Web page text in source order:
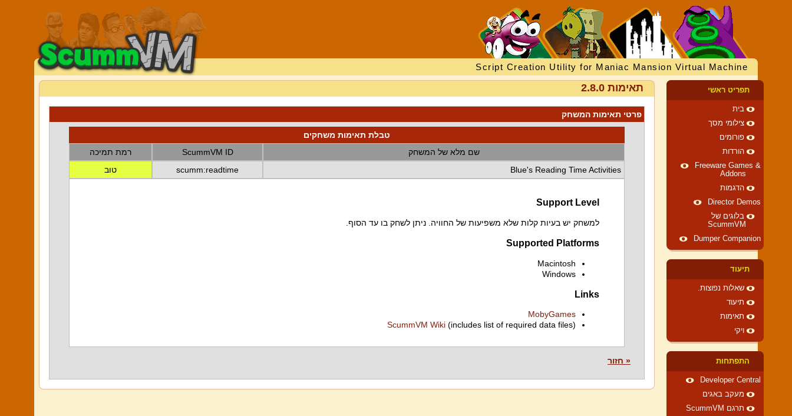
Script Creation Utility for Maniac Mansion Virtual Machine
תאימות 2.8.0
פרטי תאימות המשחק
טבלת תאימות משחקים
שם מלא של המשחק
ScummVM ID
רמת תמיכה
Blue's Reading Time Activities
scumm:readtime טוב
Support Level
למשחק יש בעיות קלות שלא משפיעות של החוויה. ניתן לשחק בו עד הסוף.
Supported Platforms
Macintosh
Windows
Links
MobyGames
ScummVM Wiki (includes list of required data files)
« חזור
תפריט ראשי
בית
צילומי מסך
פורומים
הורדות
Freeware Games &
Addons
הדגמות
Director Demos
בלוגים של
ScummVM
Dumper Companion
תיעוד
שאלות נפוצות.
תיעוד
תאימות
ויקי
התפתחות
Developer Central
מעקב באגים
תרגם ScummVM